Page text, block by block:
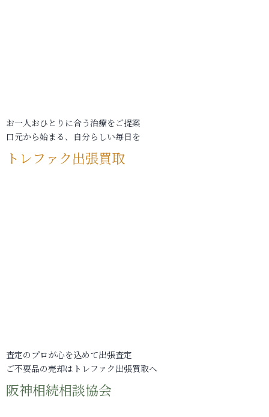
お一人おひとりに合う治療をご提案
口元から始まる、自分らしい毎日を
トレファク出張買取
査定のプロが心を込めて出張査定
ご不要品の売却はトレファク出張買取へ
阪神相続相談協会